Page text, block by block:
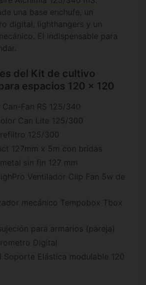
una base enchufe, un
digital, lighthangers y un
El indispensable para
del Kit de cultivo
espacios 120 x 120
Fan RS 125/340
Can Lite 125/300
125/300
127mm x 5m con bridas
sin fin 127 mm
Ventilador Clip Fan 5w de
mecánico Tempobox Tbox
para armarios (pareja)
Digital
Soporte Elástica modulable 120